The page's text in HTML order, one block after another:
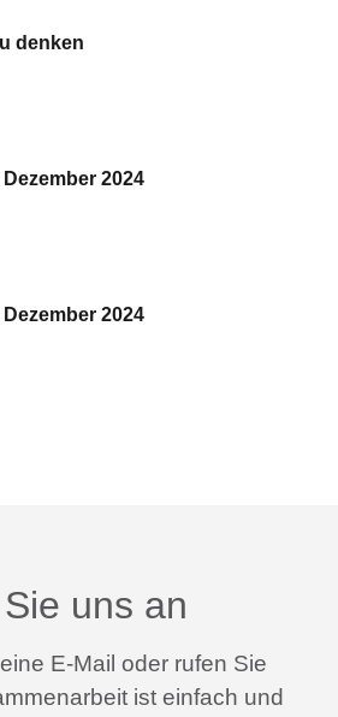
denken
2024
2024
uns an
E-Mail oder rufen Sie
ist einfach und